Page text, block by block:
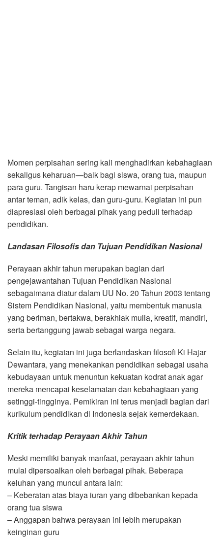
Momen perpisahan sering kali menghadirkan kebahagiaan
sekaligus keharuan—baik bagi siswa, orang tua, maupun
para guru. Tangisan haru kerap mewarnai perpisahan
antar teman, adik kelas, dan guru-guru. Kegiatan ini pun
diapresiasi oleh berbagai pihak yang peduli terhadap
pendidikan.
Landasan Filosofis dan Tujuan Pendidikan Nasional
Perayaan akhir tahun merupakan bagian dari
pengejawantahan Tujuan Pendidikan Nasional
sebagaimana diatur dalam UU No. 20 Tahun 2003 tentang
Sistem Pendidikan Nasional, yaitu membentuk manusia
yang beriman, bertakwa, berakhlak mulia, kreatif, mandiri,
serta bertanggung jawab sebagai warga negara.
Selain itu, kegiatan ini juga berlandaskan filosofi Ki Hajar
Dewantara, yang menekankan pendidikan sebagai usaha
kebudayaan untuk menuntun kekuatan kodrat anak agar
mereka mencapai keselamatan dan kebahagiaan yang
setinggi-tingginya. Pemikiran ini terus menjadi bagian dari
kurikulum pendidikan di Indonesia sejak kemerdekaan.
Kritik terhadap Perayaan Akhir Tahun
Meski memiliki banyak manfaat, perayaan akhir tahun
mulai dipersoalkan oleh berbagai pihak. Beberapa
keluhan yang muncul antara lain:
– Keberatan atas biaya iuran yang dibebankan kepada
orang tua siswa
– Anggapan bahwa perayaan ini lebih merupakan
keinginan guru